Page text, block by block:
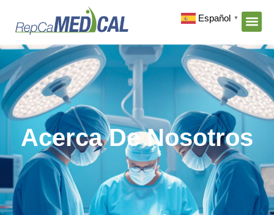
Español ▼
Acerca De Nosotros